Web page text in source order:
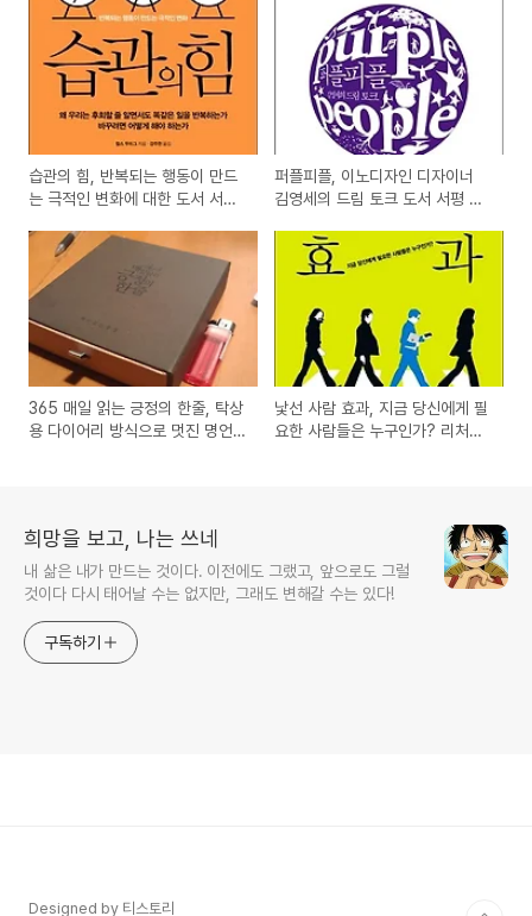
습관의 힘, 반복되는 행동이 만드
는 극적인 변화에 대한 도서 서평
퍼플피플, 이노디자인 디자이너
김영세의 드림 토크 도서 서평 리
365 매일 읽는 긍정의 한줄, 탁상
용 다이어리 방식으로 멋진 명언
낯선 사람 효과, 지금 당신에게 필
요한 사람들은 누구인가? 리처드
희망을 보고, 나는 쓰네
내 삶은 내가 만드는 것이다. 이전에도 그랬고, 앞으로도 그럴
것이다 다시 태어날 수는 없지만, 그래도 변해갈 수는 있다!
구독하기
Designed by 티스토리